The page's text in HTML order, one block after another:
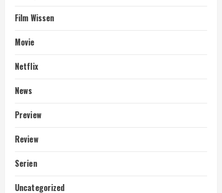
Film Wissen
Movie
Netflix
News
Preview
Review
Serien
Uncategorized